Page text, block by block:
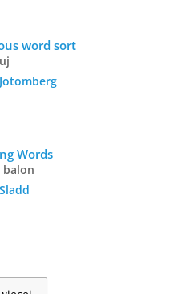
word sort
Jotomberg
Words
balon
Sladd